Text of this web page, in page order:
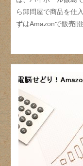
ら卸問屋で商品を仕
ずはAmazonで販売